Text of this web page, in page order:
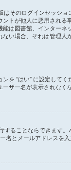
そのログインセッシ
トが他人に悪用される
は図書館、インターネ
い場合、それは管理人
を “はい” に設定して
ザー名が表示されなく
ることならできます
名とメールアドレスを